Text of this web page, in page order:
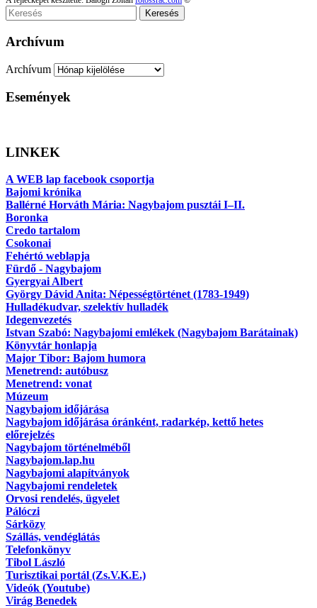
Keresés
Archívum
Archívum
Események
LINKEK
A WEB lap facebook csoportja
Bajomi krónika
Ballérné Horváth Mária: Nagybajom pusztái I–II.
Boronka
Credo tartalom
Csokonai
Fehértó weblapja
Fürdő - Nagybajom
Gyergyai Albert
György Dávid Anita: Népességtörténet (1783-1949)
Hulladékudvar, szelektív hulladék
Idegenvezetés
Istvan Szabó: Nagybajomi emlékek (Nagybajom Barátainak)
Könyvtár honlapja
Major Tibor: Bajom humora
Menetrend: autóbusz
Menetrend: vonat
Múzeum
Nagybajom időjárása
Nagybajom időjárása óránként, radarkép, kettő hetes
előrejelzés
Nagybajom történelméből
Nagybajom.lap.hu
Nagybajomi alapítványok
Nagybajomi rendeletek
Orvosi rendelés, ügyelet
Pálóczi
Sárközy
Szállás, vendéglátás
Telefonkönyv
Tibol László
Turisztikai portál (Zs.V.K.E.)
Videók (Youtube)
Virág Benedek